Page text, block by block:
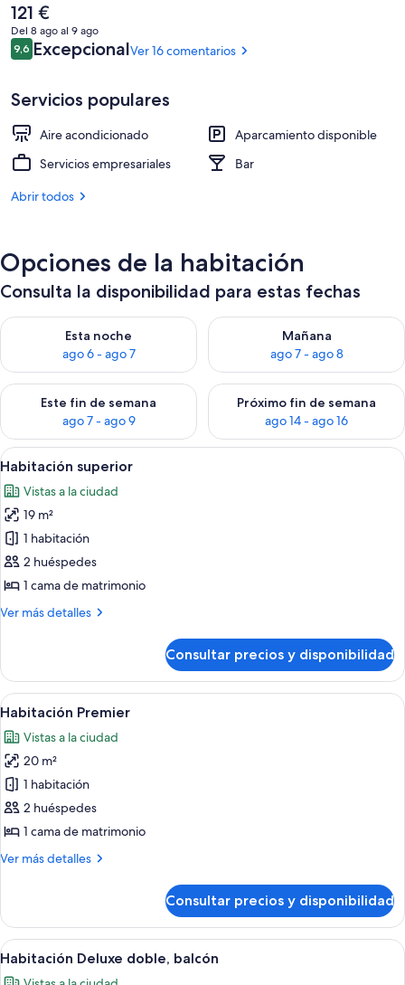
El
precio
actual
es
121 €
121 €
Del 8 ago al 9 ago
Comentarios
9,69,6 de 10
ExcepcionalVer 16 comentarios
Servicios populares
Aire acondicionado
Aparcamiento disponible
Servicios empresariales
Bar
Abrir todos
Opciones de la habitación
Consulta la disponibilidad para estas fechas
Esta noche
ago 6 - ago 7
Consulta la disponibilidad para esta noche, ago 6 - ago 7
Mañana
ago 7 - ago 8
Consulta la disponibilidad
Este fin de semana
ago 7 - ago 9
Consulta la disponibilidad para este fin de semana, ago 7 -
Próximo fin de semana
ago 14 - ago 16
Consulta la disponibilidad
Abrir
todas
las
fotos
de
Habitación
superior
Escritorio, cortinas opacas, ropa de
7
Habitación superior
Vistas a la ciudad
19 m²
1 habitación
2 huéspedes
1 cama de matrimonio
Ver más detalles
Más
superior
Consultar precios y disponibilidad
Abrir
todas
las
fotos
de
Habitación
Premier
Escritorio, cortinas opacas, ropa de
3
Habitación Premier
Vistas a la ciudad
20 m²
1 habitación
2 huéspedes
1 cama de matrimonio
Ver más detalles
Más
Premier
Consultar precios y disponibilidad
Abrir
todas
Habitación de hotel con cama,
1
Habitación Deluxe doble, balcón